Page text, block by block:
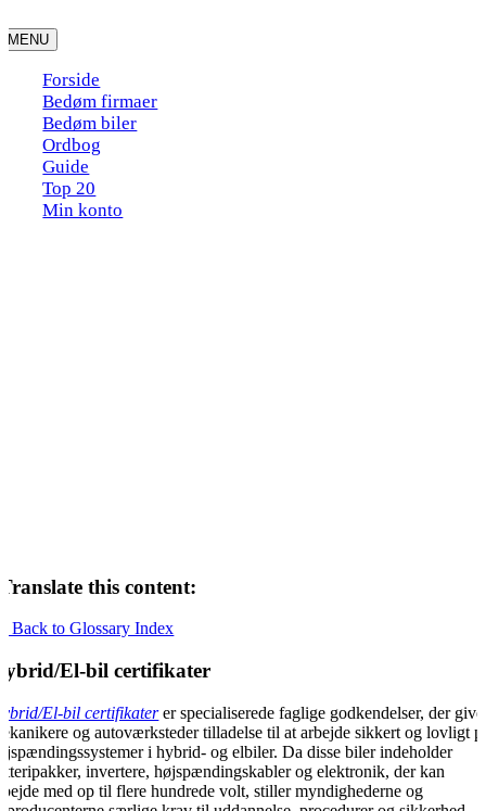
to
content
MENU
Forside
Bedøm firmaer
Bedøm biler
Ordbog
Guide
Top 20
Min konto
Translate this content:
« Back to Glossary Index
El-bil certifikater
El-bil certifikaterer specialiserede faglige godkendelser, der
og autoværksteder tilladelse til at arbejde sikkert og lovligt
i hybrid- og elbiler. Da disse biler indeholder
invertere, højspændingskabler og elektronik, der kan
med op til flere hundrede volt, stiller myndighederne og